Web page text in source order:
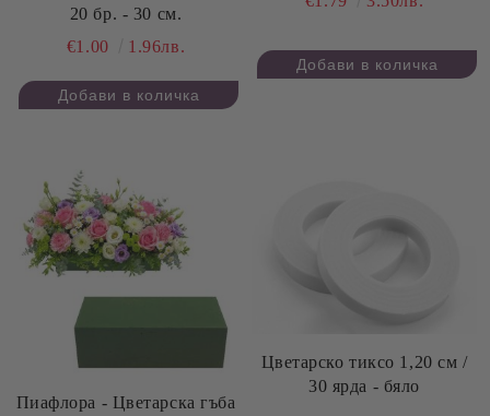
20 бр. - 30 см.
€1.00
1.96лв.
Пиафлора - Цветарска гъба
Цветарско тиксо 1,20 см /
30 ярда - бяло